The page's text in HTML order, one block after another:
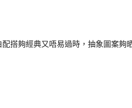
搭夠經典又唔易過時，抽象圖案夠